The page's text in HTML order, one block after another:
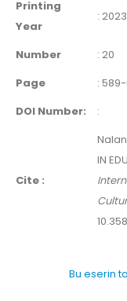
Printing
Year
: 2023
Number : 20
Page
: 589-
DOI Number:
:
Cite :
IN
Bu eserin